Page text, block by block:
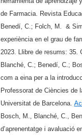
de Farmacia. Revista
Benedí, C.; Folch, M. &
experiència en el grau de
2023. Llibre de resums: 35.
Blanché, C.; Benedí, C.;
com a eina per a la
Professorat de Ciències de
Universitat de Barcelona.
Bosch, M., Blanché, C.,
d’aprenentatge i avaluació